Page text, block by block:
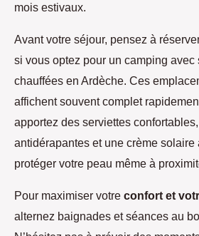
mois estivaux.
Avant votre séjour, pensez à
si vous optez pour un camping avec
chauffées en Ardèche. Ces
affichent souvent complet
apportez des serviettes
antidérapantes et une crème solaire
protéger votre peau même à
Pour maximiser votre confort et
alternez baignades et séances au